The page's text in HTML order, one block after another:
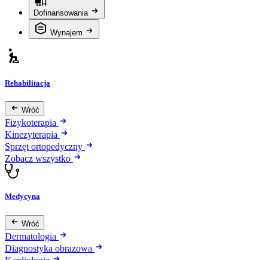
Dofinansowania
Wynajem
Rehabilitacja
Wróć
Fizykoterapia
Kinezyterapia
Sprzęt ortopedyczny
Zobacz wszystko
Medycyna
Wróć
Dermatologia
Diagnostyka obrazowa